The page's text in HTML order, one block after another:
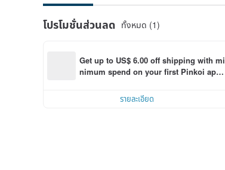
โปรโมชั่นส่วนลด ทั้งหมด (1)
Get up to US$ 6.00 off shipping with mi
nimum spend on your first Pinkoi app
รายละเอียด